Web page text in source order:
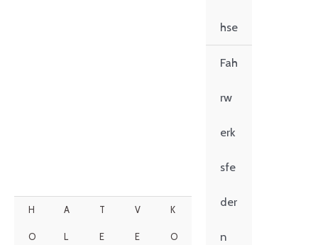
H
O
A
L
T
E
V
E
K
O
hse
Fah
rw
erk
sfe
der
n